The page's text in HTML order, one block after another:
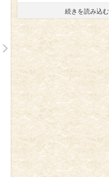
>
続きを読み込む